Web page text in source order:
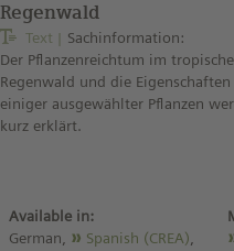
Regenwald
Text
Sachinformation:
Der Pflanzenreichtum im
Regenwald und die Eigenschaften
einiger ausgewählter Pflanzen
kurz erklärt.
Available in:
German,
Spanish (CREA)